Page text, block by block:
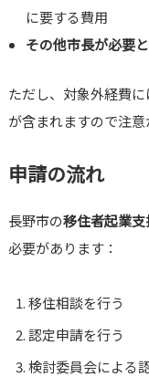
に要する費用
その他市長が必要
ただし、対象外経費
が含まれますので注意
申請の流れ
長野市の移住者起業支
必要があります：
移住相談を行う
認定申請を行う
検討委員会による